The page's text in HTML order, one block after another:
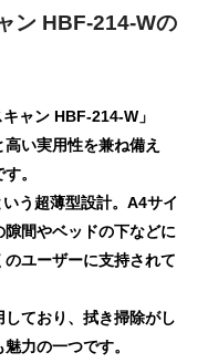
ン HBF-214-Wの
ャン HBF-214-W」
い実用性を兼ね備え
。
う超薄型設計。A4サイ
間やベッドの下などに
ユーザーに支持されて
ており、拭き掃除がし
力の一つです。